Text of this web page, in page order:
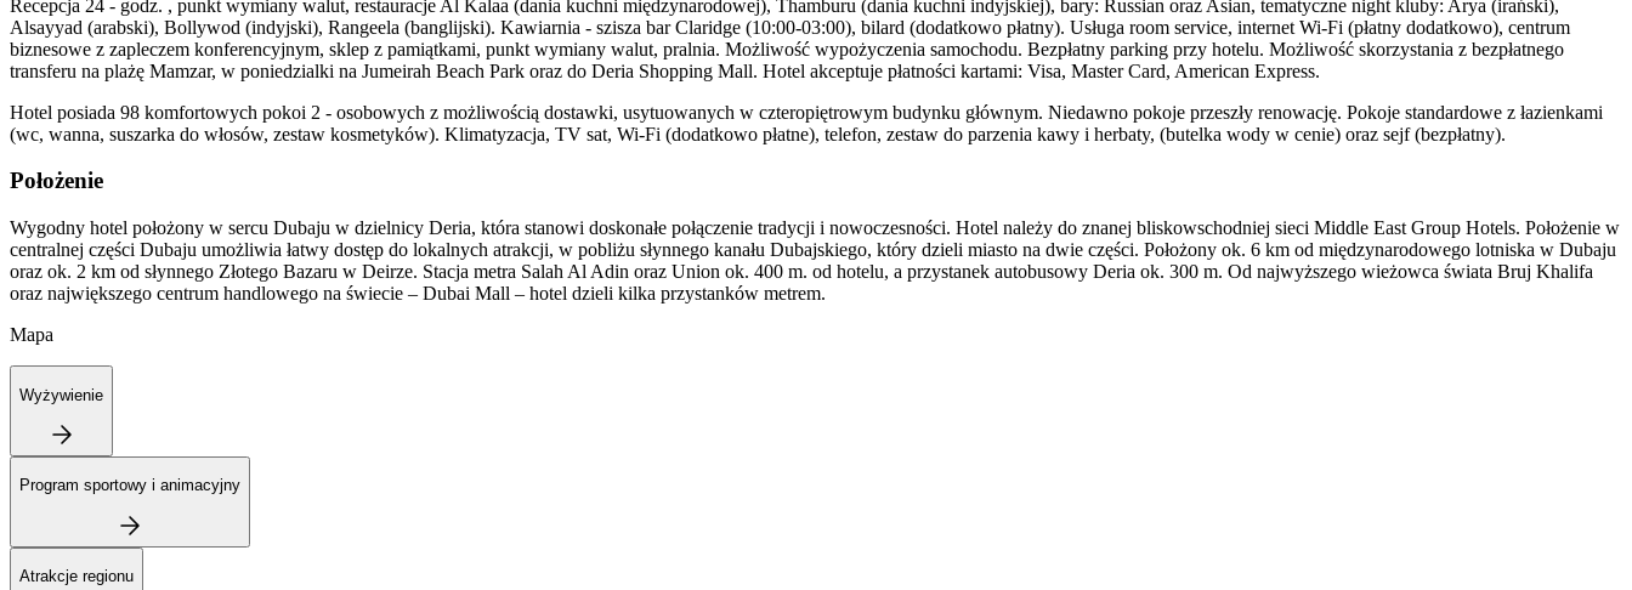
Recepcja 24 - godz. , punkt wymiany walut, restauracje Al Kalaa (dania kuchni międzynarodowej), Thamburu (dania kuchni indyjskiej), bary: Russian oraz Asian, tematyczne night kluby: Arya (irański),
Alsayyad (arabski), Bollywod (indyjski), Rangeela (banglijski). Kawiarnia - szisza bar Claridge (10:00-03:00), bilard (dodatkowo płatny). Usługa room service, internet Wi-Fi (płatny dodatkowo), centrum
biznesowe z zapleczem konferencyjnym, sklep z pamiątkami, punkt wymiany walut, pralnia. Możliwość wypożyczenia samochodu. Bezpłatny parking przy hotelu. Możliwość skorzystania z bezpłatnego
transferu na plażę Mamzar, w poniedzialki na Jumeirah Beach Park oraz do Deria Shopping Mall. Hotel akceptuje płatności kartami: Visa, Master Card, American Express.
Hotel posiada 98 komfortowych pokoi 2 - osobowych z możliwością dostawki, usytuowanych w czteropiętrowym budynku głównym. Niedawno pokoje przeszły renowację. Pokoje standardowe z łazienkami
(wc, wanna, suszarka do włosów, zestaw kosmetyków). Klimatyzacja, TV sat, Wi-Fi (dodatkowo płatne), telefon, zestaw do parzenia kawy i herbaty, (butelka wody w cenie) oraz sejf (bezpłatny).
Położenie
Wygodny hotel położony w sercu Dubaju w dzielnicy Deria, która stanowi doskonałe połączenie tradycji i nowoczesności. Hotel należy do znanej bliskowschodniej sieci Middle East Group Hotels. Położenie w
centralnej części Dubaju umożliwia łatwy dostęp do lokalnych atrakcji, w pobliżu słynnego kanału Dubajskiego, który dzieli miasto na dwie części. Położony ok. 6 km od międzynarodowego lotniska w Dubaju
oraz ok. 2 km od słynnego Złotego Bazaru w Deirze. Stacja metra Salah Al Adin oraz Union ok. 400 m. od hotelu, a przystanek autobusowy Deria ok. 300 m. Od najwyższego wieżowca świata Bruj Khalifa
oraz największego centrum handlowego na świecie – Dubai Mall – hotel dzieli kilka przystanków metrem.
Mapa
Wyżywienie
Program sportowy i animacyjny
Atrakcje regionu